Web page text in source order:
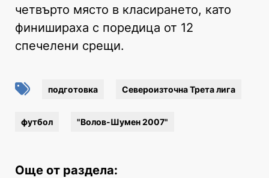
четвърто място в класирането, като
финишираха с поредица от 12
спечелени срещи.
подготовка Североизточна Трета лига
футбол "Волов-Шумен 2007"
Още от раздела: